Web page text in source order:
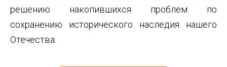
решению накопившихся проблем по
сохранению исторического наследия нашего
Отечества.